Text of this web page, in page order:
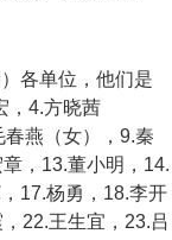
各单位，他们是
，4.方晓茜
春燕（女），9.秦
，13.董小明，14.
17.杨勇，18.李开
22.王生宜，23.吕